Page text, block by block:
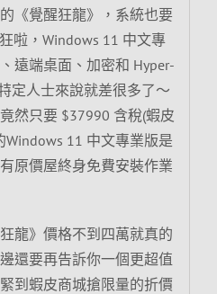
《覺醒狂龍》，系統也要
啦，Windows 11 中文專
遠端桌面、加密和 Hyper-
定人士來說就差很多了～
然只要 $37990 含稅(蝦皮
11 中文專業版是
原價屋終身免費安裝作業
龍》價格不到四萬就真的
還要再告訴你一個更超值
到蝦皮商城搶限量的折價